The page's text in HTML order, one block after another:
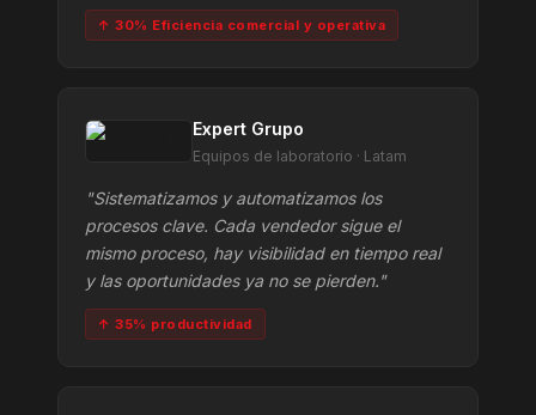
↑ 30% Eficiencia comercial y operativa
Expert Grupo
Equipos de laboratorio · Latam
"Sistematizamos y automatizamos los
procesos clave. Cada vendedor sigue el
mismo proceso, hay visibilidad en tiempo real
y las oportunidades ya no se pierden."
↑ 35% productividad